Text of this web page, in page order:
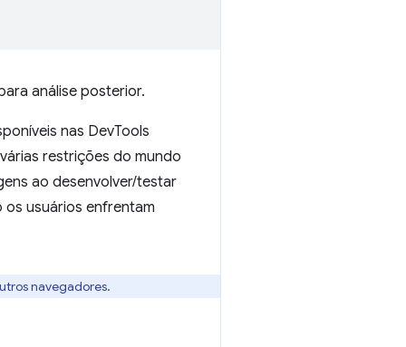
análise posterior.
nas DevTools
restrições do mundo
ao desenvolver/testar
usuários enfrentam
navegadores.